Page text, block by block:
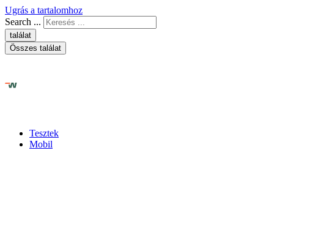
Ugrás a tartalomhoz
Search ...
találat
Összes találat
Tesztek
Mobil